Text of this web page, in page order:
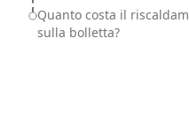
Quanto costa il
sulla bolletta?